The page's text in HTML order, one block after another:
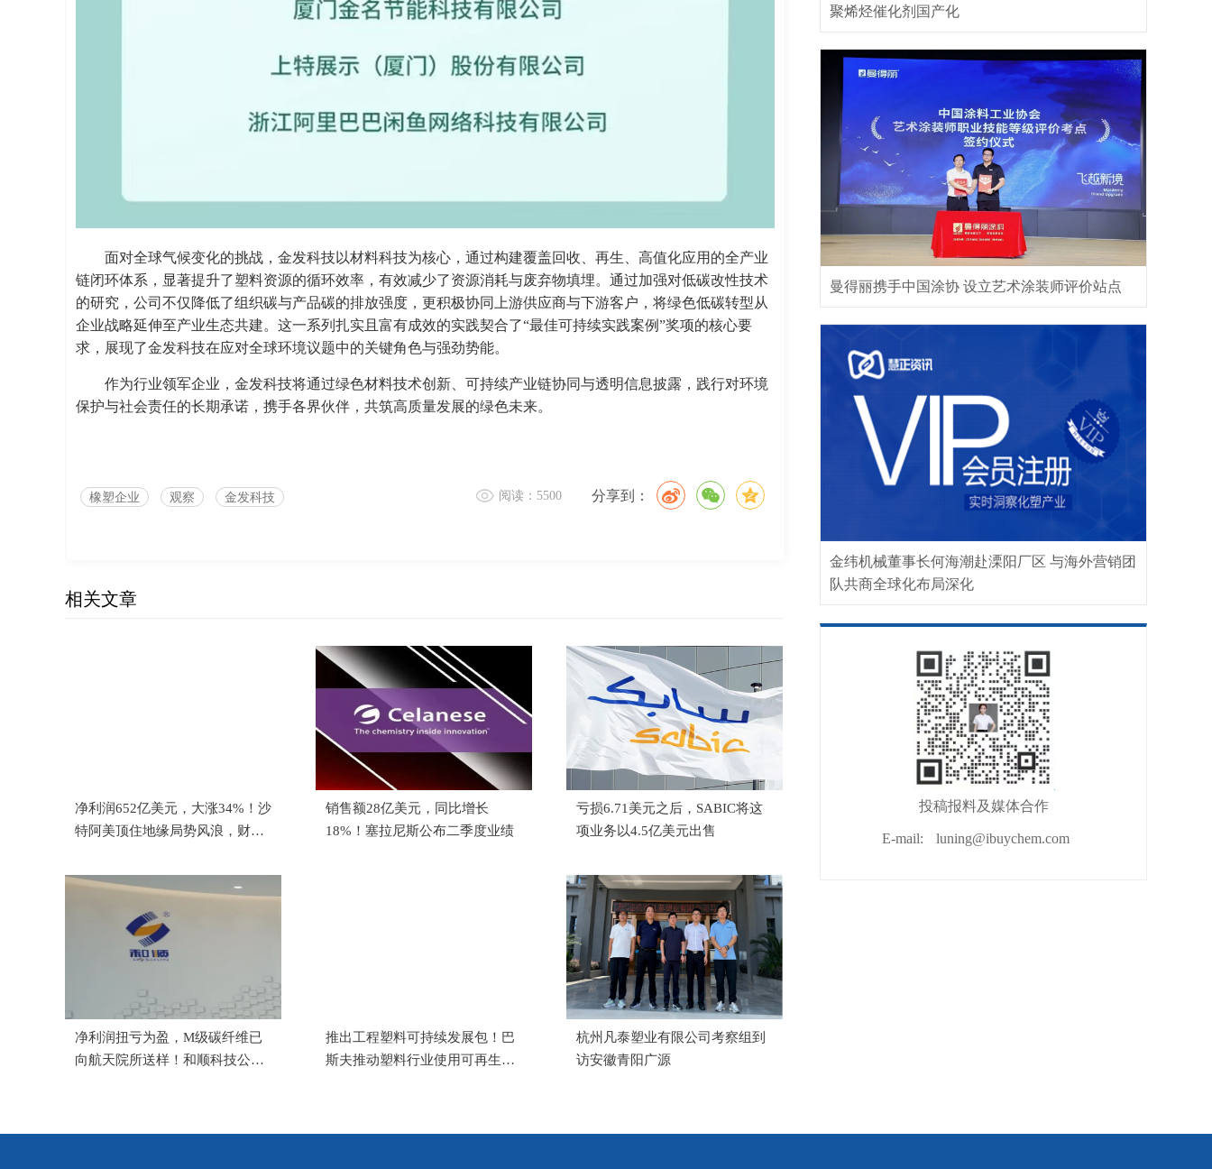
面对全球气候变化的挑战，金发科技以材料科技为核心，通过构建覆盖回收、再生、高值化应用的全产业
链闭环体系，显著提升了塑料资源的循环效率，有效减少了资源消耗与废弃物填埋。通过加强对低碳改性技术
的研究，公司不仅降低了组织碳与产品碳的排放强度，更积极协同上游供应商与下游客户，将绿色低碳转型从
企业战略延伸至产业生态共建。这一系列扎实且富有成效的实践契合了“最佳可持续实践案例”奖项的核心要
求，展现了金发科技在应对全球环境议题中的关键角色与强劲势能。
作为行业领军企业，金发科技将通过绿色材料技术创新、可持续产业链协同与透明信息披露，践行对环境
保护与社会责任的长期承诺，携手各界伙伴，共筑高质量发展的绿色未来。
橡塑企业 观察 金发科技 阅读：5500 分享到：
相关文章
净利润652亿美元，大涨34%！沙
特阿美顶住地缘局势风浪，财务
销售额28亿美元，同比增长
18%！塞拉尼斯公布二季度业绩
亏损6.71美元之后，SABIC将这
项业务以4.5亿美元出售
净利润扭亏为盈，M级碳纤维已
向航天院所送样！和顺科技公布
推出工程塑料可持续发展包！巴
斯夫推动塑料行业使用可再生能
杭州凡泰塑业有限公司考察组到
访安徽青阳广源
聚烯烃催化剂国产化
曼得丽携手中国涂协 设立艺术涂装师评价站点
金纬机械董事长何海潮赴溧阳厂区 与海外营销团
队共商全球化布局深化
投稿报料及媒体合作
E-mail: luning@ibuychem.com